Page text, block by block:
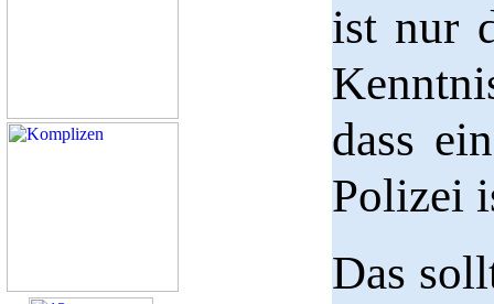
ist nur
dass
Polizei
Das